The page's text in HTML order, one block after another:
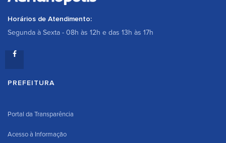
Horários de Atendimento:
Segunda à Sexta - 08h às 12h e das 13h às 17h
PREFEITURA
Portal da Transparência
Acesso à Informação